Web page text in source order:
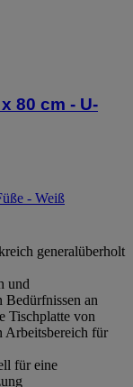
80 cm - U-
- Weiß
generalüberholt
und
Bedürfnissen an
Tischplatte von
Arbeitsbereich für
für eine